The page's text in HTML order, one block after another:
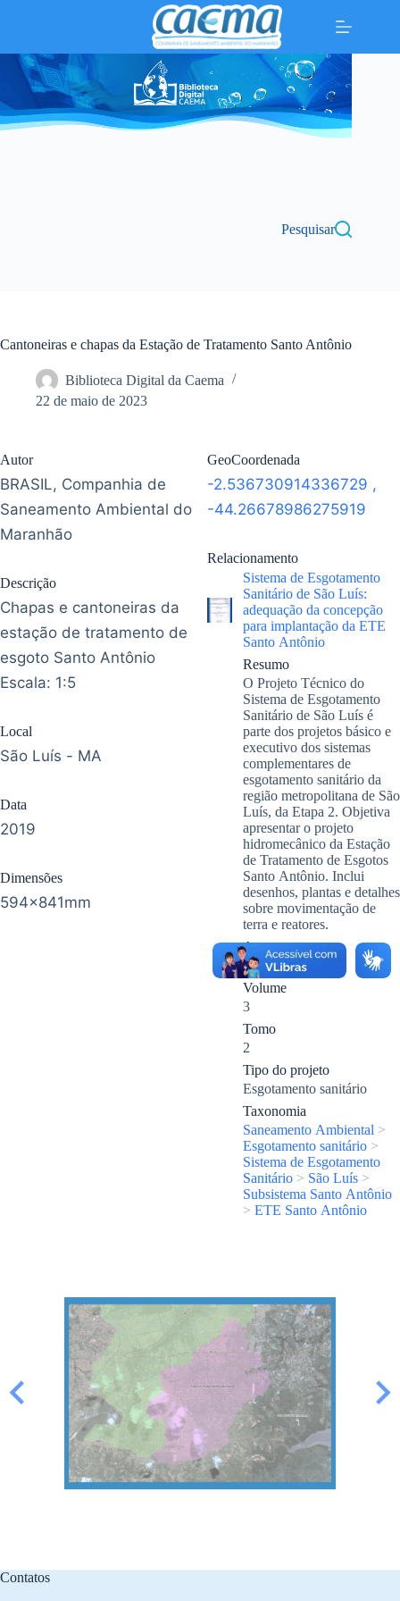
conteúdo
Pesquisar
Cantoneiras e chapas da Estação de Tratamento Santo Antônio
Biblioteca Digital da Caema
22 de maio de 2023
Autor
BRASIL, Companhia de
Saneamento Ambiental do
Maranhão
Descrição
Chapas e cantoneiras da
estação de tratamento de
esgoto Santo Antônio
Escala: 1:5
Local
São Luís - MA
Data
2019
Dimensões
594x841mm
GeoCoordenada
-2.536730914336729 ,
-44.26678986275919
Relacionamento
Sistema de Esgotamento
Sanitário de São Luís:
adequação da concepção
para implantação da ETE
Santo Antônio
Resumo
O Projeto Técnico do
Sistema de Esgotamento
Sanitário de São Luís é
parte dos projetos básico e
executivo dos sistemas
complementares de
esgotamento sanitário da
região metropolitana de São
Luís, da Etapa 2. Objetiva
apresentar o projeto
hidromecânico da Estação
de Tratamento de Esgotos
Santo Antônio. Inclui
desenhos, plantas e detalhes
sobre movimentação de
terra e reatores.
Ano
2019
Volume
3
Tomo
2
Tipo do projeto
Esgotamento sanitário
Taxonomia
Saneamento Ambiental >
Esgotamento sanitário >
Sistema de Esgotamento
Sanitário > São Luís >
Subsistema Santo Antônio
> ETE Santo Antônio
Contatos